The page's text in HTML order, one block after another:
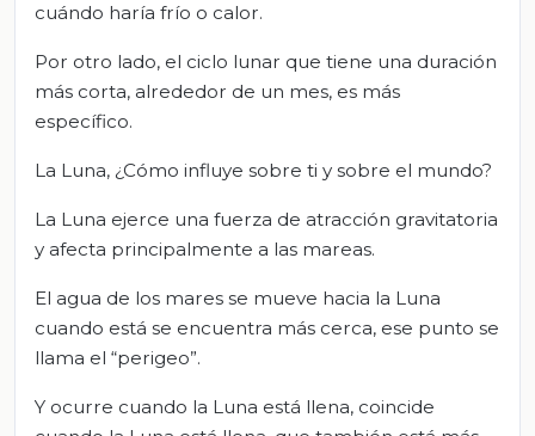
cuándo haría frío o calor.
Por otro lado, el ciclo lunar que tiene una duración
más corta, alrededor de un mes, es más
específico.
La Luna, ¿Cómo influye sobre ti y sobre el mundo?
La Luna ejerce una fuerza de atracción gravitatoria
y afecta principalmente a las mareas.
El agua de los mares se mueve hacia la Luna
cuando está se encuentra más cerca, ese punto se
llama el “perigeo”.
Y ocurre cuando la Luna está llena, coincide